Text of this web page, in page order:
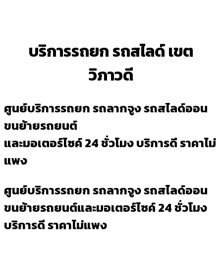
บริการรถยก รถสไลด์ เขต
วิภาวดี
ศูนย์บริการรถยก รถลากจูง รถสไลด์ออน
ขนย้ายรถยนต์
และมอเตอร์ไซค์ 24 ชั่วโมง บริการดี ราคาไม่
แพง
ศูนย์บริการรถยก รถลากจูง รถสไลด์ออน
ขนย้ายรถยนต์และมอเตอร์ไซค์ 24 ชั่วโมง
บริการดี ราคาไม่แพง